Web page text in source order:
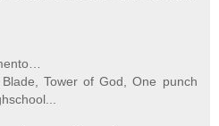
Tower of God, One punch